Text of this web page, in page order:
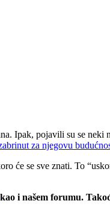
Ipak, pojavili su se neki
za njegovu
će se sve znati. To
kao i našem forumu.